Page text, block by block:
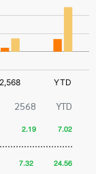
2568 YTD
2.19 7.02
7.32 24.56